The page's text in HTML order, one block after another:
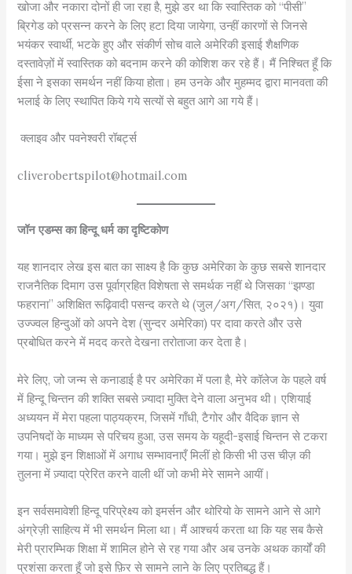
खोजा और नकारा दोनों ही जा रहा है, मुझे डर था कि स्वास्तिक को “पीसी”
ब्रिगेड को प्रसन्न करने के लिए हटा दिया जायेगा, उन्हीं कारणों से जिनसे
भयंकर स्वार्थी, भटके हुए और संकीर्ण सोच वाले अमेरिकी इसाई शैक्षणिक
दस्तावेज़ों में स्वास्तिक को बदनाम करने की कोशिश कर रहे हैं। मैं निश्चित हूँ कि
ईसा ने इसका समर्थन नहीं किया होता। हम उनके और मुहम्मद द्वारा मानवता की
भलाई के लिए स्थापित किये गये सत्यों से बहुत आगे आ गये हैं।
क्लाइव और पवनेश्वरी रॉबर्ट्स
cliverobertspilot@hotmail.com
जॉन एडम्स का हिन्दू धर्म का दृष्टिकोण
यह शानदार लेख इस बात का साक्ष्य है कि कुछ अमेरिका के कुछ सबसे शानदार
राजनैतिक दिमाग उस पूर्वाग्रहित विशेषता से समर्थक नहीं थे जिसका “झण्डा
फहराना” अशिक्षित रूढ़िवादी पसन्द करते थे (जुल/अग/सित, २०२१)। युवा
उज्ज्वल हिन्दुओं को अपने देश (सुन्दर अमेरिका) पर दावा करते और उसे
प्रबोधित करने में मदद करते देखना तरोताजा कर देता है।
मेरे लिए, जो जन्म से कनाडाई है पर अमेरिका में पला है, मेरे कॉलेज के पहले वर्ष
में हिन्दू चिन्तन की शक्ति सबसे ज़्यादा मुक्ति देने वाला अनुभव थी। एशियाई
अध्ययन में मेरा पहला पाठ्यक्रम, जिसमें गाँधी, टैगोर और वैदिक ज्ञान से
उपनिषदों के माध्यम से परिचय हुआ, उस समय के यहूदी-इसाई चिन्तन से टकरा
गया। मुझे इन शिक्षाओं में अगाध सम्भावनाएँ मिलीं हो किसी भी उस चीज़ की
तुलना में ज़्यादा प्रेरित करने वाली थीं जो कभी मेरे सामने आयीं।
इन सर्वसमावेशी हिन्दू परिप्रेक्ष्य को इमर्सन और थोरियो के सामने आने से आगे
अंग्रेज़ी साहित्य में भी समर्थन मिला था। मैं आश्चर्य करता था कि यह सब कैसे
मेरी प्रारम्भिक शिक्षा में शामिल होने से रह गया और अब उनके अथक कार्यों की
प्रशंसा करता हूँ जो इसे फ़िर से सामने लाने के लिए प्रतिबद्ध हैं।